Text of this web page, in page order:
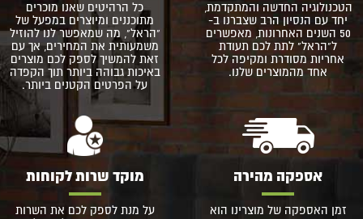
הטכנולוגיה החדשה והמתקדמת,
יחד עם הנסיון הרב שצברנו ב-
50 השנים האחרונות, מאפשרים
ל"הראל" לתת לכם תעודת
אחריות מסודרת ומקיפה לכל
אחד מהמוצרים שלנו.
כל הרהיטים שאנו מוכרים
מתוכננים ומיוצרים במפעל של
"הראל", מה שמאפשר לנו להוזיל
משמעותית את המחירים, אך עם
זאת להמשיך לספק לכם מוצרים
באיכות גבוהה ביותר תוך הקפדה
על הפרטים הקטנים ביותר.
אספקה מהירה
זמן האספקה של מוצרינו הוא
מוקד שרות לקוחות
על מנת לספק לכם את השרות